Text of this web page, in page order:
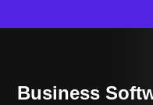
Business